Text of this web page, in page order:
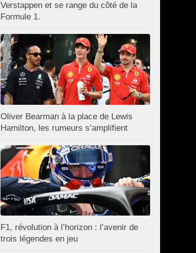
Verstappen et se range du côté de la
Formule 1.
Oliver Bearman à la place de Lewis
Hamilton, les rumeurs s’amplifient
F1, révolution à l’horizon : l’avenir de
trois légendes en jeu